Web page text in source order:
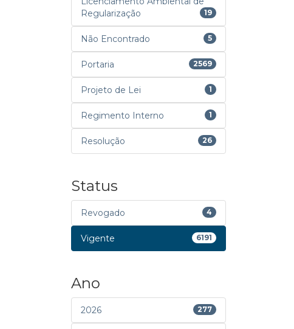
Regularização
19
Não Encontrado 5
Portaria 2569
Projeto de Lei 1
Regimento Interno 1
Resolução 26
Status
Revogado 4
Vigente 6191
Ano
2026 277